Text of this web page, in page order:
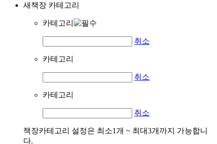
새책장 카테고리
카테고리
취소
카테고리
취소
카테고리
취소
책장카테고리 설정은 최소1개 ~ 최대3개까지 가능합니
다.